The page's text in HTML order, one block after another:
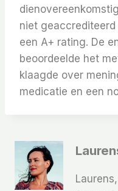
niet geaccrediteerd
een A+ rating. De
beoordeelde het
klaagde over
medicatie en een